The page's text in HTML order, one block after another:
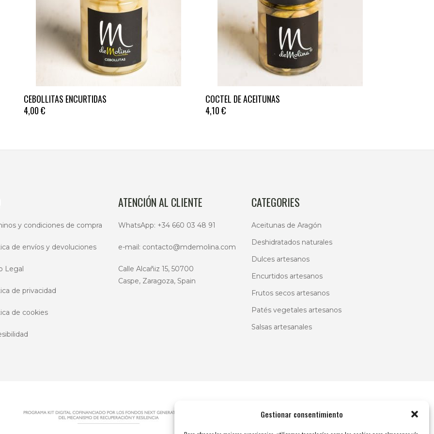
Gestionar consentimiento
CEBOLLITAS ENCURTIDAS
4,00€
COCTEL DE ACEITUNAS
4,10€
y condiciones de compra
de envíos y devoluciones
Legal
de privacidad
de cookies
ATENCIÓN AL CLIENTE
WhatsApp: +34 660 03 48 91
e-mail: contacto@mdemolina.com
Calle Alcañiz 15, 50700
Caspe, Zaragoza, Spain
CATEGORIES
Aceitunas de Aragón
Deshidratados naturales
Dulces artesanos
Encurtidos artesanos
Frutos secos artesanos
Patés vegetales artesanos
Salsas artesanales